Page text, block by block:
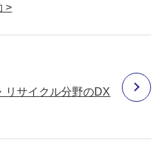
>
リサイクル分野のDX